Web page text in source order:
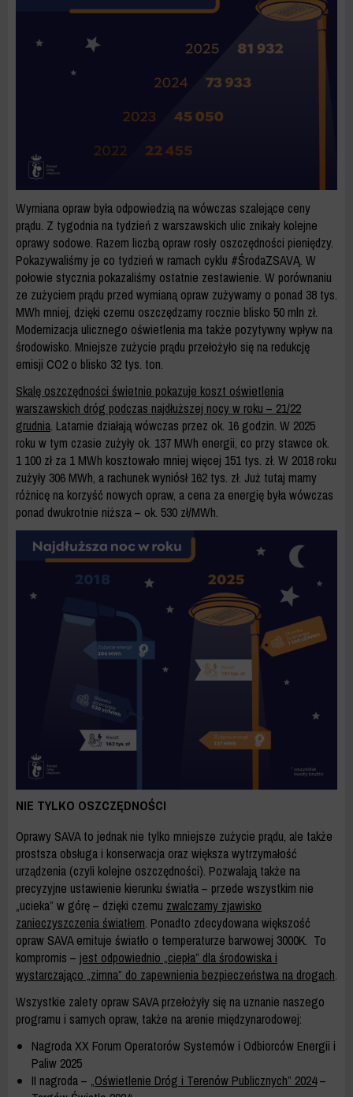
Wymiana opraw była odpowiedzią na wówczas szalejące ceny
prądu. Z tygodnia na tydzień z warszawskich ulic znikały kolejne
oprawy sodowe. Razem liczbą opraw rosły oszczędności pieniędzy.
Pokazywaliśmy je co tydzień w ramach cyklu #ŚrodaZSAVĄ. W
połowie stycznia pokazaliśmy ostatnie zestawienie. W porównaniu
ze zużyciem prądu przed wymianą opraw zużywamy o ponad 38 tys.
MWh mniej, dzięki czemu oszczędzamy rocznie blisko 50 mln zł.
Modernizacja ulicznego oświetlenia ma także pozytywny wpływ na
środowisko. Mniejsze zużycie prądu przełożyło się na redukcję
emisji CO2 o blisko 32 tys. ton.
Skalę oszczędności świetnie pokazuje koszt oświetlenia
warszawskich dróg podczas najdłuższej nocy w roku – 21/22
grudnia. Latarnie działają wówczas przez ok. 16 godzin. W 2025
roku w tym czasie zużyły ok. 137 MWh energii, co przy stawce ok.
1 100 zł za 1 MWh kosztowało mniej więcej 151 tys. zł. W 2018 roku
zużyły 306 MWh, a rachunek wyniósł 162 tys. zł. Już tutaj mamy
różnicę na korzyść nowych opraw, a cena za energię była wówczas
ponad dwukrotnie niższa – ok. 530 zł/MWh.
NIE TYLKO OSZCZĘDNOŚCI
Oprawy SAVA to jednak nie tylko mniejsze zużycie prądu, ale także
prostsza obsługa i konserwacja oraz większa wytrzymałość
urządzenia (czyli kolejne oszczędności). Pozwalają także na
precyzyjne ustawienie kierunku światła – przede wszystkim nie
„ucieka” w górę – dzięki czemu zwalczamy zjawisko
zanieczyszczenia światłem. Ponadto zdecydowana większość
opraw SAVA emituje światło o temperaturze barwowej 3000K. To
kompromis – jest odpowiednio „ciepła” dla środowiska i
wystarczająco „zimna” do zapewnienia bezpieczeństwa na drogach.
Wszystkie zalety opraw SAVA przełożyły się na uznanie naszego
programu i samych opraw, także na arenie międzynarodowej:
Nagroda XX Forum Operatorów Systemów i Odbiorców Energii i
Paliw 2025
II nagroda – „Oświetlenie Dróg i Terenów Publicznych” 2024–